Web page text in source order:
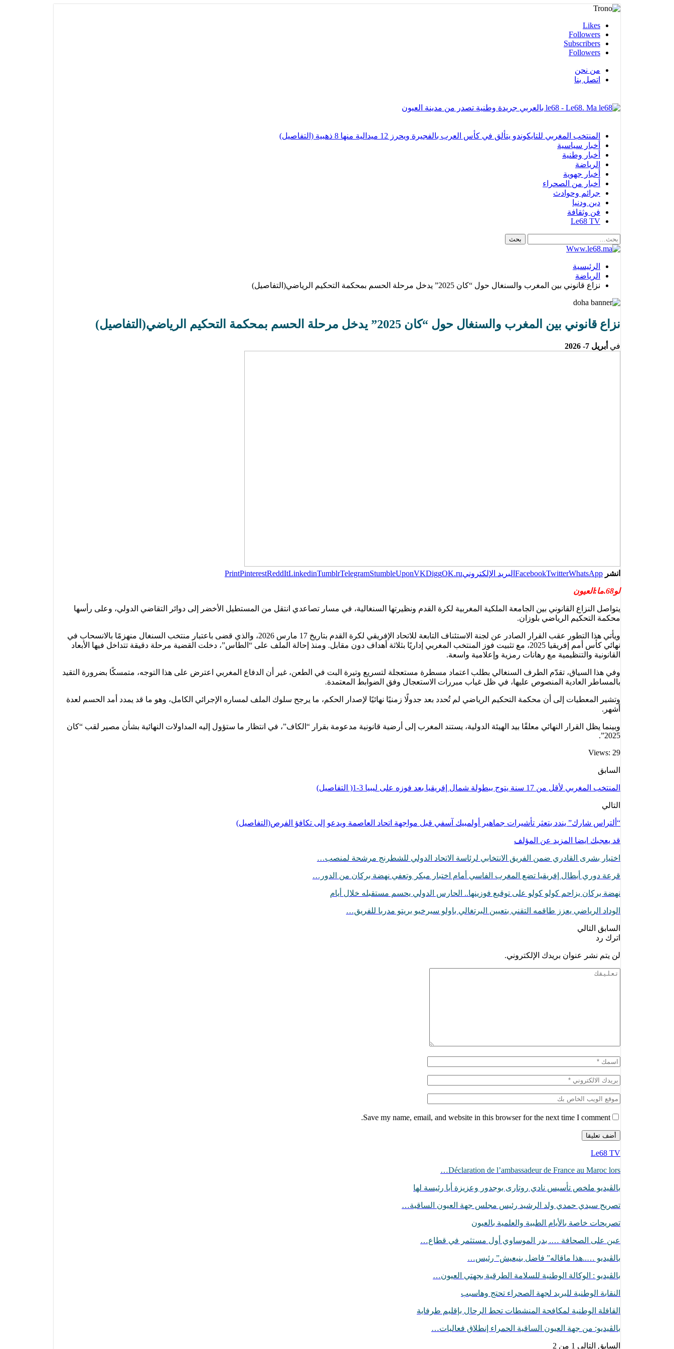
Likes
Followers
Subscribers
Followers
من نحن
اتصل بنا
le68 - Le68. Ma بالعربي جريدة وطنية تصدر من مدينة العيون
المنتخب المغربي للتايكوندو يتألق في كأس العرب بالفجيرة ويحرز 12 ميدالية منها 8 ذهبية (التفاصيل)
أخبار سياسية
أخبار وطنية
الرياضة
أخبار جهوية
أخبار من الصحراء
جرائم وحوادث
دين ودنيا
فن وثقافة
Le68 TV
الرئيسية
الرياضة
نزاع قانوني بين المغرب والسنغال حول “كان 2025” يدخل مرحلة الحسم بمحكمة التحكيم الرياضي(التفاصيل)
نزاع قانوني بين المغرب والسنغال حول “كان 2025” يدخل مرحلة الحسم بمحكمة التحكيم الرياضي(التفاصيل)
في أبريل 7- 2026
انشر FacebookTwitterWhatsApp البريد الإلكتروني PrintPinterestReddItLinkedinTumblrTelegramStumbleUponVKDiggOK.ru
لو68.ما:العيون
يتواصل النزاع القانوني بين الجامعة الملكية المغربية لكرة القدم ونظيرتها السنغالية، في مسار تصاعدي انتقل من المستطيل الأخضر إلى دوائر التقاضي الدولي، وعلى رأسها
محكمة التحكيم الرياضي بلوزان.
ويأتي هذا التطور عقب القرار الصادر عن لجنة الاستئناف التابعة للاتحاد الإفريقي لكرة القدم بتاريخ 17 مارس 2026، والذي قضى باعتبار منتخب السنغال منهزمًا بالانسحاب في
نهائي كأس أمم إفريقيا 2025، مع تثبيت فوز المنتخب المغربي إداريًا بثلاثة أهداف دون مقابل. ومنذ إحالة الملف على “الطاس”، دخلت القضية مرحلة دقيقة تتداخل فيها الأبعاد
القانونية والتنظيمية مع رهانات رمزية وإعلامية واسعة.
وفي هذا السياق، تقدّم الطرف السنغالي بطلب اعتماد مسطرة مستعجلة لتسريع وتيرة البت في الطعن، غير أن الدفاع المغربي اعترض على هذا التوجه، متمسكًا بضرورة التقيد
بالمساطر العادية المنصوص عليها، في ظل غياب مبررات الاستعجال وفق الضوابط المعتمدة.
وتشير المعطيات إلى أن محكمة التحكيم الرياضي لم تُحدد بعد جدولًا زمنيًا نهائيًا لإصدار الحكم، ما يرجح سلوك الملف لمساره الإجرائي الكامل، وهو ما قد يمدد أمد الحسم لعدة
أشهر.
وبينما يظل القرار النهائي معلقًا بيد الهيئة الدولية، يستند المغرب إلى أرضية قانونية مدعومة بقرار “الكاف”، في انتظار ما ستؤول إليه المداولات النهائية بشأن مصير لقب “كان
2025”.
Views: 29
السابق
المنتخب المغربي لأقل من 17 سنة يتوج ببطولة شمال إفريقيا بعد فوزه على ليبيا 3-1( التفاصيل)
التالي
“ألتراس شارك” يندد بتعثر تأشيرات جماهير أولمبيك آسفي قبل مواجهة اتحاد العاصمة ويدعو إلى تكافؤ الفرص(التفاصيل)
قد يعجبك ايضا المزيد عن المؤلف
اختيار بشرى القادري ضمن الفريق الانتخابي لرئاسة الاتحاد الدولي للشطرنج مرشحة لمنصب…
قرعة دوري أبطال إفريقيا تضع المغرب الفاسي أمام اختبار مبكر وتعفي نهضة بركان من الدور…
نهضة بركان يزاحم كولو كولو على توقيع فوزينها.. الحارس الدولي يحسم مستقبله خلال أيام
الوداد الرياضي يعزز طاقمه التقني بتعيين البرتغالي باولو سيرخيو بريتو مدربا للفريق…
السابق التالي
اترك رد
لن يتم نشر عنوان بريدك الإلكتروني.
Save my name, email, and website in this browser for the next time I comment.
Le68 TV
Déclaration de l’ambassadeur de France au Maroc lors…
بالڨيديو ملخص تأسيس نادي روتارى بوجدور وعزيزة أبا رئيسة لها
تصريح سيدي حمدي ولد الرشيد رئيس مجلس جهة العيون الساقية…
تصريحات خاصة بالأيام الطبية والعلمية بالعيون
عين على الصحافة …. بدر الموساوي أول مستثمر في قطاع…
بالڤيديو …..هذا ماقاله” فاضل بنيعيش” رئيس…
بالڤيديو : الوكالة الوطنية للسلامة الطرقية بجهتي العيون…
النقابة الوطنية للبريد لجهة الصحراء تحتج وهاسبب
القافلة الوطنية لمكافحة المنشطات تحط الرحال بإقليم طرفاية
بالڤيديو: من جهة العيون الساقية الحمراء إنطلاق فعاليات…
السابق التالي 1 من 2